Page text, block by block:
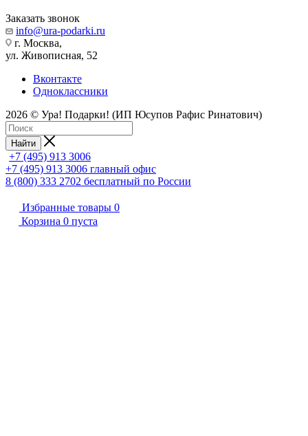
Заказать звонок
info@ura-podarki.ru
г. Москва,
ул. Живописная, 52
Вконтакте
Одноклассники
2026 © Ура! Подарки! (ИП Юсупов Рафис Ринатович)
Найти
+7 (495) 913 3006
+7 (495) 913 3006 главный офис
8 (800) 333 2702 бесплатный по России
Избранные товары 0
Корзина 0 пуста